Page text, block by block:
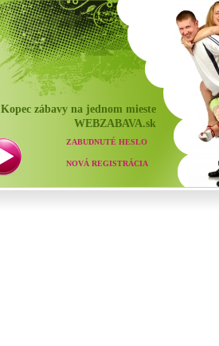
Kopec zábavy na jednom mieste
WEBZABAVA.sk
ZABUDNUTÉ HESLO
NOVÁ REGISTRÁCIA